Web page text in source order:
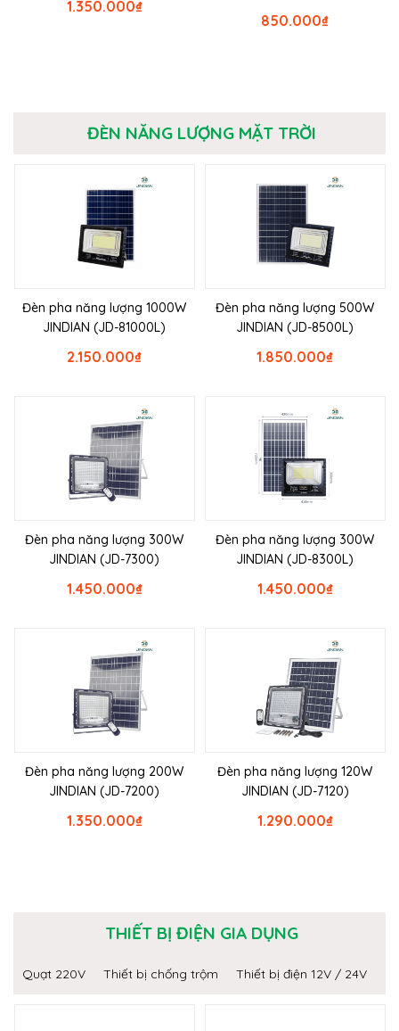
₫
1.350.000
₫
850.000
ĐÈN NĂNG LƯỢNG MẶT TRỜI
Đèn pha năng lượng 1000W
JINDIAN (JD-81000L)
₫
2.150.000
Đèn pha năng lượng 500W
JINDIAN (JD-8500L)
₫
1.850.000
Đèn pha năng lượng 300W
JINDIAN (JD-7300)
₫
1.450.000
Đèn pha năng lượng 300W
JINDIAN (JD-8300L)
₫
1.450.000
Đèn pha năng lượng 200W
JINDIAN (JD-7200)
₫
1.350.000
Đèn pha năng lượng 120W
JINDIAN (JD-7120)
₫
1.290.000
THIẾT BỊ ĐIỆN GIA DỤNG
Quạt 220V Thiết bị chống trộm Thiết bị điện 12V / 24V